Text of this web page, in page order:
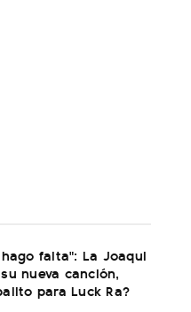
falta": La Joaqui
nueva canción,
para Luck Ra?